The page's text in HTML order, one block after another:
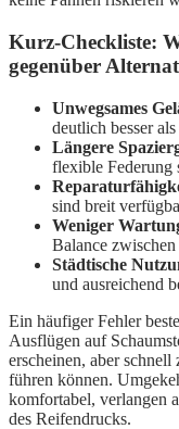
Kurz-Checkliste:
gegenüber
Unwegsames
deutlich besser
Längere
flexible Federung
sind breit
Weniger
Balance
Städtische
und ausreichend
Ein häufiger Fehler
Ausflügen auf
erscheinen, aber
führen können.
komfortabel, verlangen
des Reifendrucks.